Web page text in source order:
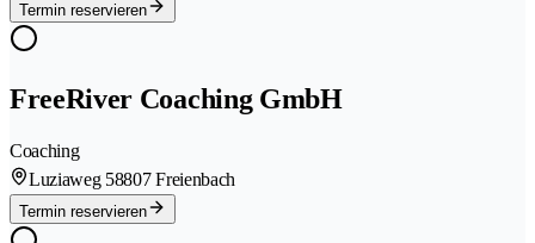
Termin reservieren
FreeRiver Coaching GmbH
Coaching
Luziaweg 58807 Freienbach
Termin reservieren